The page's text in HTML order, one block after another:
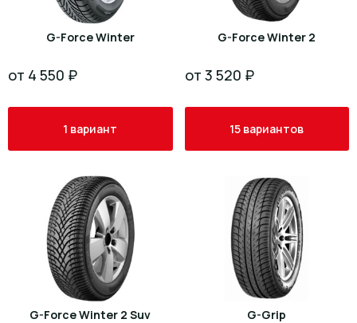
G-Force Winter
от 4 550 ₽
1 вариант
G-Force Winter 2
от 3 520 ₽
15 вариантов
G-Force Winter 2 Suv G-Grip